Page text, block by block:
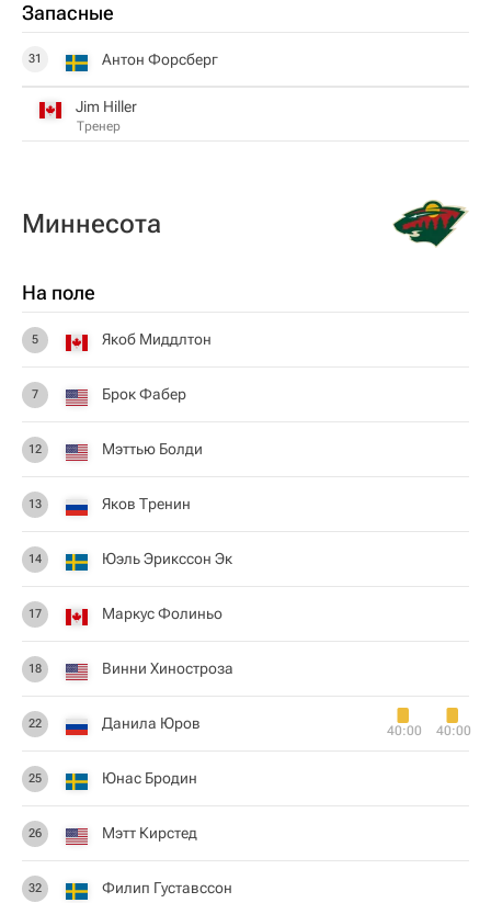
Запасные
31 Антон Форсберг
Jim Hiller
Тренер
Миннесота
На поле
5 Якоб Миддлтон
7 Брок Фабер
12 Мэттью Болди
13 Яков Тренин
14 Юэль Эрикссон Эк
17 Маркус Фолиньо
18 Винни Хиностроза
22 Данила Юров 40:00 40:00
25 Юнас Бродин
26 Мэтт Кирстед
32 Филип Густавссон